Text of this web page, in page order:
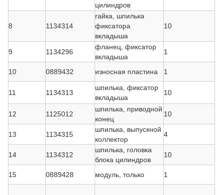
цилиндров
8 1134314
гайка, шпилька
фиксатора
вкладыша
10
9 1134296
фланец, фиксатор
вкладыша
1
10 0889432 износная пластина 1
11 1134313
шпилька, фиксатор
вкладыша
10
12 1125012
шпилька, приводной
конец
10
13 1134315
шпилька, выпускной
коллектор
4
14 1134312
шпилька, головка
блока цилиндров
10
15 0889428 модуль, только 1